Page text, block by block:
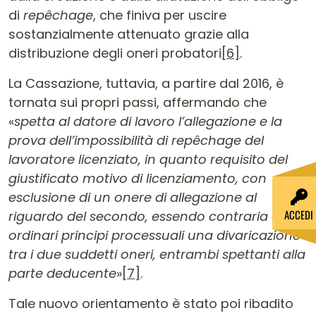
di repêchage, che finiva per uscire
sostanzialmente attenuato grazie alla
distribuzione degli oneri probatori [6] .
La Cassazione, tuttavia, a partire dal 2016, è
tornata sui propri passi, affermando che
«spetta al datore di lavoro l’allegazione e la
prova dell’impossibilità di repêchage del
lavoratore licenziato, in quanto requisito del
giustificato motivo di licenziamento, con
esclusione di un onere di allegazione al
riguardo del secondo, essendo contraria agli
ordinari principi processuali una divaricazione
tra i due suddetti oneri, entrambi spettanti alla
parte deducente»[7] .
Tale nuovo orientamento è stato poi ribadito
ACCEDI